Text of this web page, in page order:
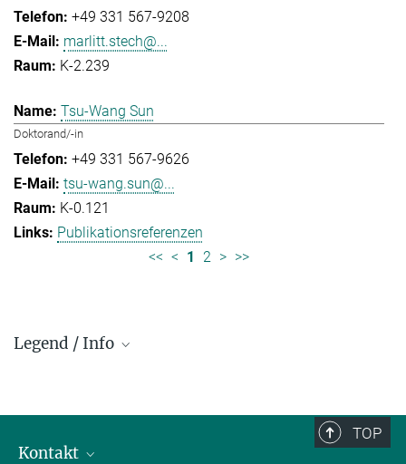
+49 331 567-9208
marlitt.stech@...
K-2.239
Tsu-Wang Sun
Doktorand/-in
+49 331 567-9626
tsu-wang.sun@...
K-0.121
Publikationsreferenzen
<< < 1 2 > >>
Legend / Info
TOP
Kontakt